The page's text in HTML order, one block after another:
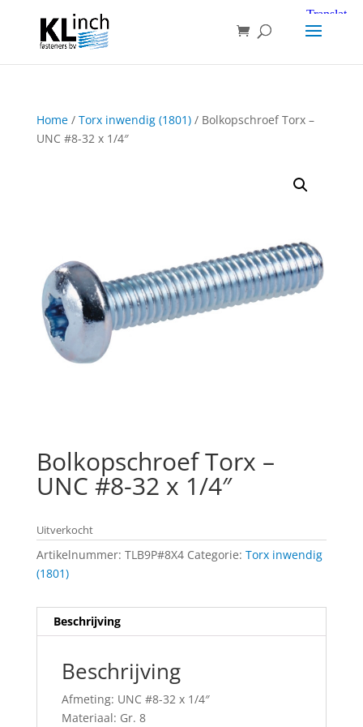
Home/ Torx inwendig (1801)/ Bolkopschroef Torx –
UNC #8-32 x 1/4″
Bolkopschroef Torx –
UNC #8-32 x 1/4″
Uitverkocht
Artikelnummer: TLB9P#8X4 Categorie: Torx inwendig
(1801)
Beschrijving
Beschrijving
Afmeting: UNC #8-32 x 1/4″
Materiaal: Gr. 8